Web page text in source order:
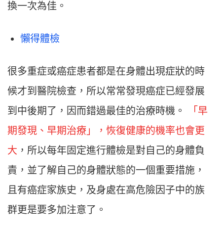
換一次為佳。
懶得體檢
很多重症或癌症患者都是在身體出現症狀的時
候才到醫院檢查，所以常常發現癌症已經發展
到中後期了，因而錯過最佳的治療時機。
「早
期發現、早期治療」，恢復健康的機率也會更
大 ，所以每年固定進行體檢是對自己的身體負
責，並了解自己的身體狀態的一個重要措施，
且有癌症家族史，及身處在高危險因子中的族
群更是要多加注意了。